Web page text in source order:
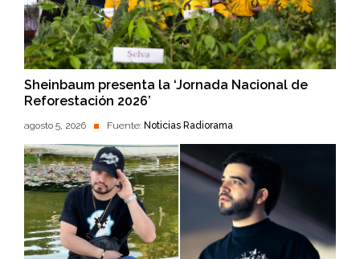
Sheinbaum presenta la ‘Jornada Nacional de
Reforestación 2026’
agosto 5, 2026 Fuente: Noticias Radiorama